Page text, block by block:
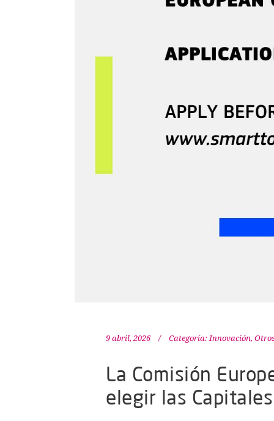
9 abril, 2026 Categoría: Innovación,
La Comisión
elegir las